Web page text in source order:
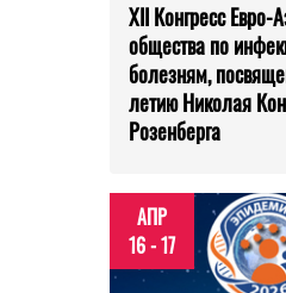
XII Конгресс Евро-
общества по
болезням,
летию Николая
Розенберга
АПР
16 - 17